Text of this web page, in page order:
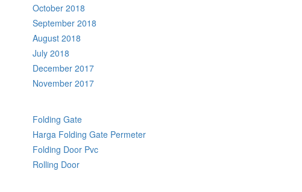
October 2018
September 2018
August 2018
July 2018
December 2017
November 2017
Folding Gate
Harga Folding Gate Permeter
Folding Door Pvc
Rolling Door